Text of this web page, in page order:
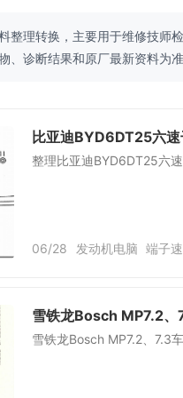
整理转换，主要用于维修技师
、诊断结果和原厂最新资料为
比亚迪BYD6DT25六
整理比亚迪BYD6DT25六
06/28 发动机电脑 端子
雪铁龙Bosch MP7.2、
雪铁龙Bosch MP7.2、7.3